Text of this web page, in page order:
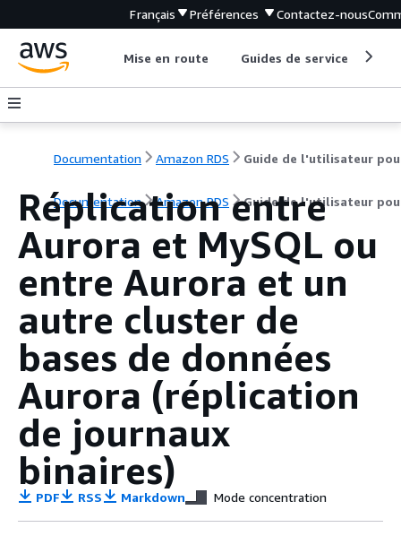
Français Préférences Contactez-nous
Mise en route Guides de service
Documentation Amazon RDS
Documentation Amazon RDS Guide de l'utilisateur
Réplication entre
Aurora et MySQL ou
entre Aurora et un
autre cluster de
bases de données
Aurora (réplication
de journaux
binaires)
PDF RSS Markdown Mode concentration